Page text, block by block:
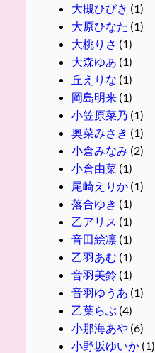
大槻ひびき (1)
大原ひなた (1)
大桃りさ (1)
大森ゆあ (1)
丘えりな (1)
岡島明来(1)
小笠原菜乃 (1)
奥菜みさき (1)
小倉みなみ (2)
小倉由菜(1)
尾崎えりか(1)
落合ゆき (1)
乙アリス (1)
音田絵凛(1)
乙羽あむ (1)
音羽美鈴(1)
音羽ゆうあ (1)
乙葉らぶ (4)
小那海あや(6)
小野坂ゆいか(1)